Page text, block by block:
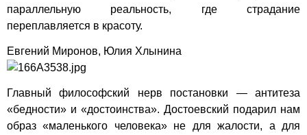
параллельную реальность, где страдание
переплавляется в красоту.
Евгений Миронов, Юлия Хлынина
Главный философский нерв постановки — антитеза
«бедности» и «достоинства». Достоевский подарил нам
образ «маленького человека» не для жалости, а для